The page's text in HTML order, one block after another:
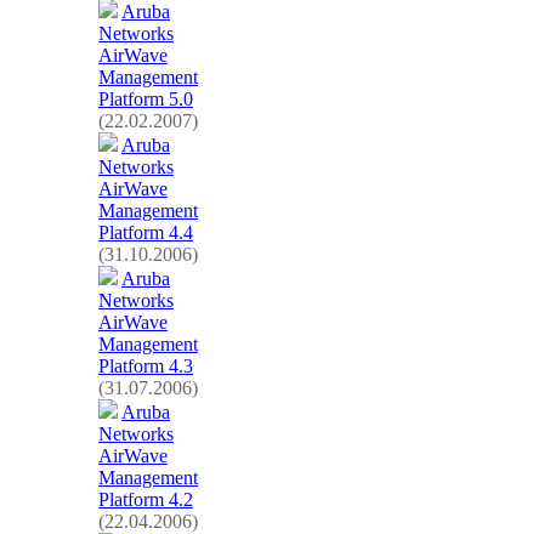
Aruba
Networks
AirWave
Management
Platform 5.0
(22.02.2007)
Aruba
Networks
AirWave
Management
Platform 4.4
(31.10.2006)
Aruba
Networks
AirWave
Management
Platform 4.3
(31.07.2006)
Aruba
Networks
AirWave
Management
Platform 4.2
(22.04.2006)